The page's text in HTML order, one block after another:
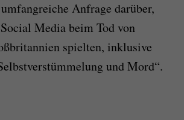
Anfrage darüber,
Media beim Tod von
spielten, inklusive
und Mord“.